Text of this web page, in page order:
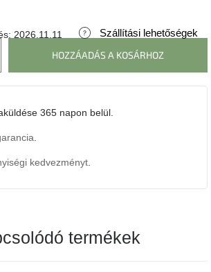
2026.11.11
Szállítási lehetőségek
HOZZÁADÁS A KOSÁRHOZ
365 napon belül.
kedvezményt
termékek